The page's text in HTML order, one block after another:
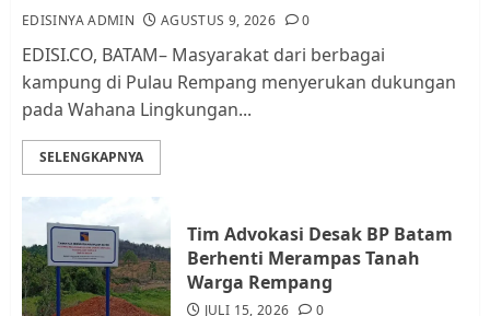
2
3
Kader Pajak jadi Penghubung
Pemerintah dan Masyarakat di
Datangi Pemko Batam, Warga
Rempang Protes Lahan Mereka
Diambil untuk Sekolah Rakyat
EDISINYA ADMIN AGUSTUS 9, 2026 0
EDISI.CO, BATAM– Masyarakat dari berbagai
kampung di Pulau Rempang menyerukan dukungan
pada Wahana Lingkungan...
SELENGKAPNYA
Tim Advokasi Desak BP Batam
Berhenti Merampas Tanah
Warga Rempang
JULI 15, 2026 0